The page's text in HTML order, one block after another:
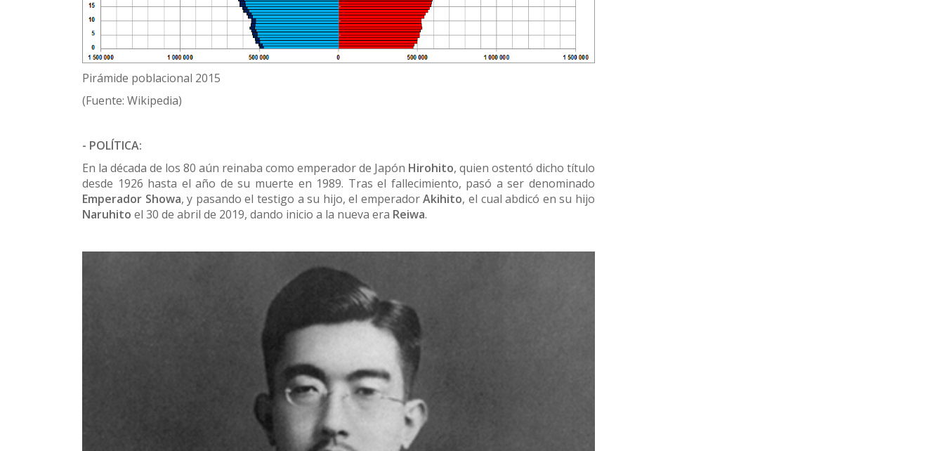
Pirámide poblacional 2015
(Fuente: Wikipedia)
- POLÍTICA:
En la década de los 80 aún reinaba como emperador de Japón Hirohito, quien ostentó dicho título
desde 1926 hasta el año de su muerte en 1989. Tras el fallecimiento, pasó a ser denominado
Emperador Showa, y pasando el testigo a su hijo, el emperadorAkihito, el cual abdicó en su hijo
Naruhito el 30 de abril de 2019, dando inicio a la nueva era Reiwa.